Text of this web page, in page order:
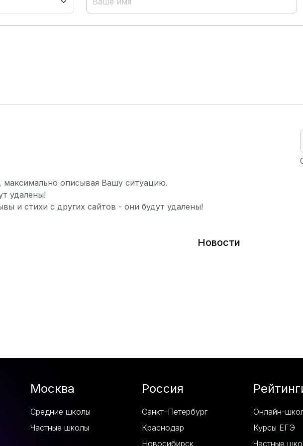
описывая Вашу ситуацию.
удалены!
и стихи с других сайтов - они будут удалены!
Новости
Москва
Средние школы
Частные школы
Россия
Санкт–Петербург
Краснодар
Новосибирск
Онлайн-
Курсы ЕГЭ
Частные